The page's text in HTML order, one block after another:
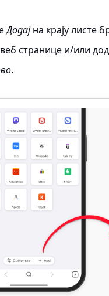
Додајна крају листе
странице и/или
.